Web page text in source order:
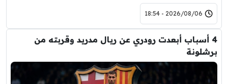
2026/08/06 - 18:54
4 أسباب أبعدت رودري عن ريال مدريد وقربته من
برشلونة